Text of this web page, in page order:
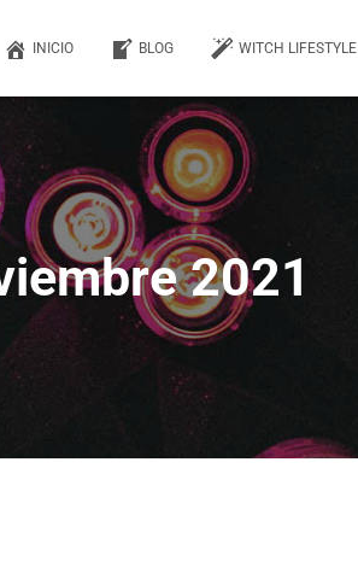
INICIO BLOG WITCH LIFESTYLE
2021